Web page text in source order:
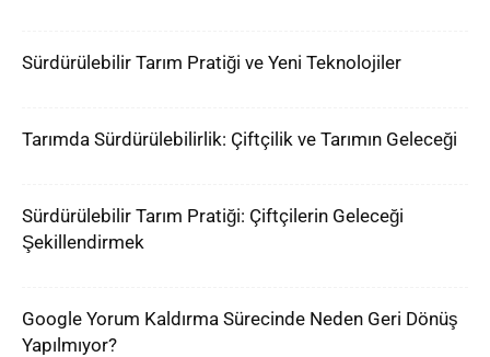
Sürdürülebilir Tarım Pratiği ve Yeni Teknolojiler
Tarımda Sürdürülebilirlik: Çiftçilik ve Tarımın Geleceği
Sürdürülebilir Tarım Pratiği: Çiftçilerin Geleceği
Şekillendirmek
Google Yorum Kaldırma Sürecinde Neden Geri Dönüş
Yapılmıyor?